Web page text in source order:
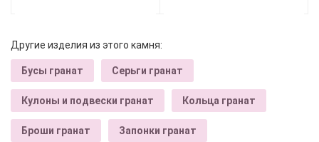
Другие изделия из этого камня:
Бусы гранат Серьги гранат
Кулоны и подвески гранат Кольца гранат
Броши гранат Запонки гранат